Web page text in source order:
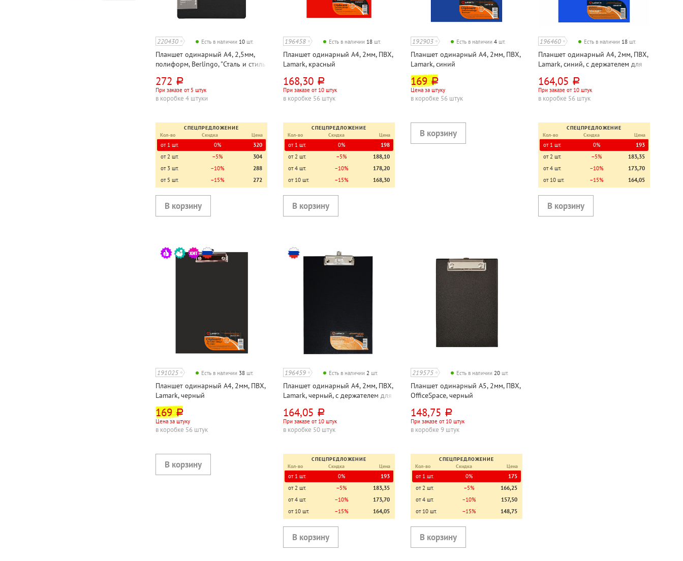
220430 Есть в наличии 10 шт.
Планшет одинарный А4, 2,5мм,
полиформ, Berlingo, "Сталь и стиль
272 руб.
При заказе от 5 штук
в коробке 4 штуки
СПЕЦПРЕДЛОЖЕНИЕ
Кол-во
Скидка Цена
от 1 шт. 0%
320
от 2 шт.
−5%
304
от 3 шт.
−10%
288
от 5 шт.
−15% 272
196458 Есть в наличии 18 шт.
Планшет одинарный А4, 2мм, ПВХ,
Lamark, красный
168,30 руб.
При заказе от 10 штук
в коробке 56 штук
СПЕЦПРЕДЛОЖЕНИЕ
Кол-во
Скидка Цена
от 1 шт. 0%
198
от 2 шт.
−5%
188,10
от 4 шт.
−10%
178,20
от 10 шт.
−15% 168,30
192903 Есть в наличии4 шт.
Планшет одинарный А4, 2мм, ПВХ,
Lamark, синий
169 руб.
Цена за штуку
в коробке 56 штук
196460 Есть в наличии 18 шт.
Планшет одинарный А4, 2мм, ПВХ,
Lamark, синий, с держателем для
164,05 руб.
При заказе от 10 штук
в коробке 56 штук
СПЕЦПРЕДЛОЖЕНИЕ
Кол-во
Скидка Цена
от 1 шт. 0%
193
от 2 шт.
−5%
183,35
от 4 шт.
−10%
173,70
от 10 шт.
−15% 164,05
191025 Есть в наличии 38 шт.
Планшет одинарный А4, 2мм, ПВХ,
Lamark, черный
169 руб.
Цена за штуку
в коробке 56 штук
196459 Есть в наличии2 шт.
Планшет одинарный А4, 2мм, ПВХ,
Lamark, черный, с держателем для
164,05 руб.
При заказе от 10 штук
в коробке 50 штук
СПЕЦПРЕДЛОЖЕНИЕ
Кол-во
Скидка Цена
от 1 шт. 0%
193
от 2 шт.
−5%
183,35
от 4 шт.
−10%
173,70
от 10 шт.
−15% 164,05
219575 Есть в наличии20 шт.
Планшет одинарный А5, 2мм, ПВХ,
OfficeSpace, черный
148,75 руб.
При заказе от 10 штук
в коробке 9 штук
СПЕЦПРЕДЛОЖЕНИЕ
Кол-во
Скидка Цена
от 1 шт. 0%
175
от 2 шт.
−5%
166,25
от 4 шт.
−10%
157,50
от 10 шт.
−15% 148,75